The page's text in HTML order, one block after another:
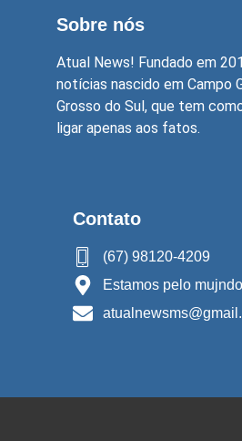
Sobre nós
Atual News! Fundado em
notícias nascido em Campo
Grosso do Sul, que tem
ligar apenas aos fatos.
Contato
(67) 98120-4209
Estamos pelo